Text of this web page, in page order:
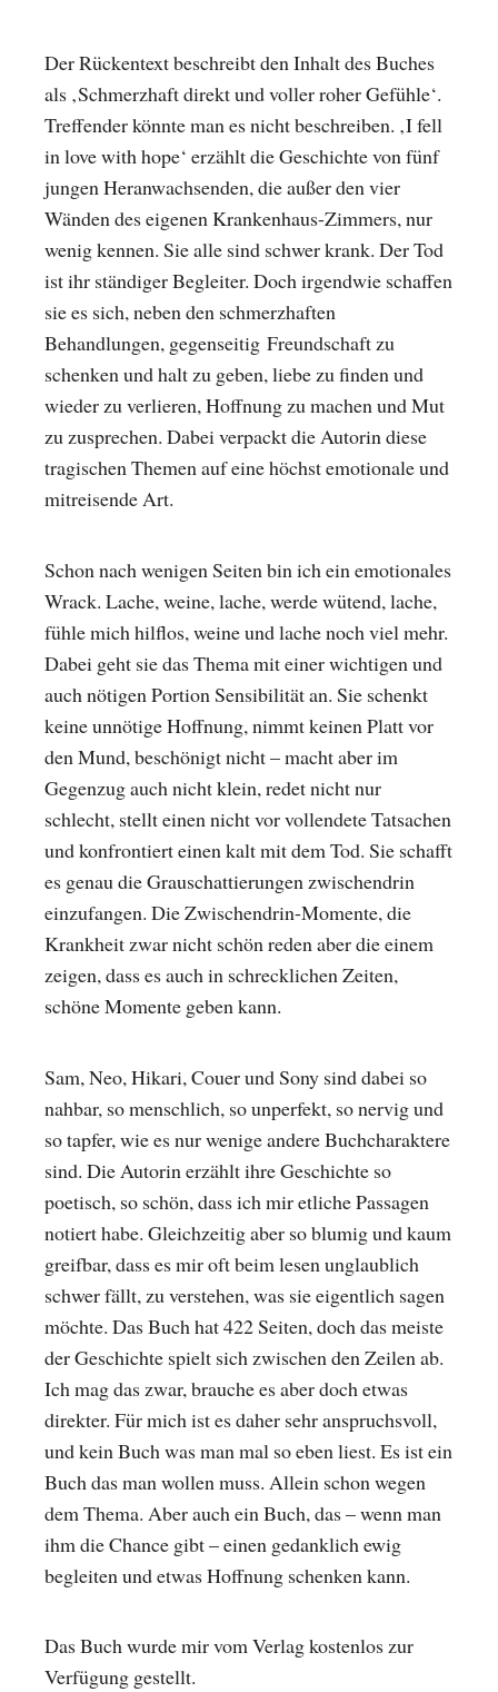
Der Rückentext beschreibt den Inhalt des Buches
als ‚Schmerzhaft direkt und voller roher Gefühle‘.
Treffender könnte man es nicht beschreiben. ‚I fell
in love with hope‘ erzählt die Geschichte von fünf
jungen Heranwachsenden, die außer den vier
Wänden des eigenen Krankenhaus-Zimmers, nur
wenig kennen. Sie alle sind schwer krank. Der Tod
ist ihr ständiger Begleiter. Doch irgendwie schaffen
sie es sich, neben den schmerzhaften
Behandlungen, gegenseitig Freundschaft zu
schenken und halt zu geben, liebe zu finden und
wieder zu verlieren, Hoffnung zu machen und Mut
zu zusprechen. Dabei verpackt die Autorin diese
tragischen Themen auf eine höchst emotionale und
mitreisende Art.
Schon nach wenigen Seiten bin ich ein emotionales
Wrack. Lache, weine, lache, werde wütend, lache,
fühle mich hilflos, weine und lache noch viel mehr.
Dabei geht sie das Thema mit einer wichtigen und
auch nötigen Portion Sensibilität an. Sie schenkt
keine unnötige Hoffnung, nimmt keinen Platt vor
den Mund, beschönigt nicht – macht aber im
Gegenzug auch nicht klein, redet nicht nur
schlecht, stellt einen nicht vor vollendete Tatsachen
und konfrontiert einen kalt mit dem Tod. Sie schafft
es genau die Grauschattierungen zwischendrin
einzufangen. Die Zwischendrin-Momente, die
Krankheit zwar nicht schön reden aber die einem
zeigen, dass es auch in schrecklichen Zeiten,
schöne Momente geben kann.
Sam, Neo, Hikari, Couer und Sony sind dabei so
nahbar, so menschlich, so unperfekt, so nervig und
so tapfer, wie es nur wenige andere Buchcharaktere
sind. Die Autorin erzählt ihre Geschichte so
poetisch, so schön, dass ich mir etliche Passagen
notiert habe. Gleichzeitig aber so blumig und kaum
greifbar, dass es mir oft beim lesen unglaublich
schwer fällt, zu verstehen, was sie eigentlich sagen
möchte. Das Buch hat 422 Seiten, doch das meiste
der Geschichte spielt sich zwischen den Zeilen ab.
Ich mag das zwar, brauche es aber doch etwas
direkter. Für mich ist es daher sehr anspruchsvoll,
und kein Buch was man mal so eben liest. Es ist ein
Buch das man wollen muss. Allein schon wegen
dem Thema. Aber auch ein Buch, das – wenn man
ihm die Chance gibt – einen gedanklich ewig
begleiten und etwas Hoffnung schenken kann.
Das Buch wurde mir vom Verlag kostenlos zur
Verfügung gestellt.